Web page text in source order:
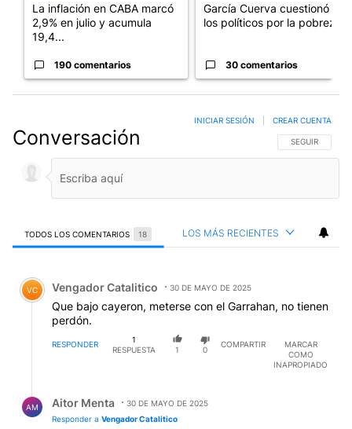
La inflación en CABA marcó
2,9% en julio y acumula
19,4...
190 comentarios
García Cuerva cuestionó a
los políticos por la pobreza
30 comentarios
Conversación SIGA ESTA
SEGUIR
INICIAR SESIÓN CREAR CUENTA
TODOS LOS COMENTARIOS 18 LOS MÁS RECIENTES
Comentario de Vengador Catalitico.
VC Vengador Catalitico 30 DE MAYO DE 2025
Que bajo cayeron, meterse con el Garrahan, no tienen
perdón.
RESPONDER
1
RESPUESTA
1 0
COMPARTIR
MARCAR
COMO
INAPROPIADO
AM Aitor Menta
30 DE MAYO DE 2025
Responder a Vengador Catalitico